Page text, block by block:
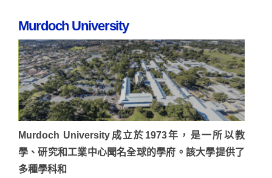
Murdoch University
Murdoch University成立於1973年，是一所以教
學、研究和工業中心聞名全球的學府。該大學提供了
多種學科和